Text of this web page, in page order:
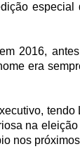
2016,
era
na
nos